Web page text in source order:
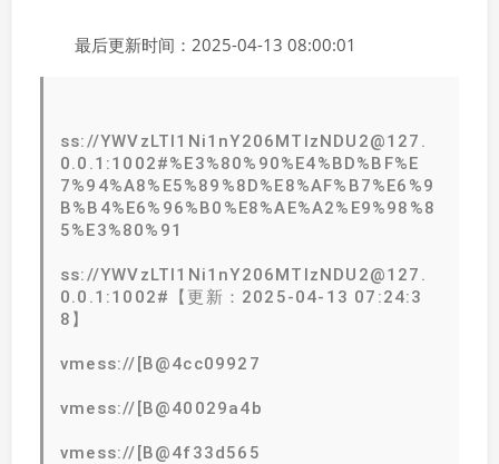
最后更新时间：2025-04-13 08:00:01
ss://YWVzLTI1Ni1nY206MTIzNDU2@127.
0.0.1:1002#%E3%80%90%E4%BD%BF%E
7%94%A8%E5%89%8D%E8%AF%B7%E6%9
B%B4%E6%96%B0%E8%AE%A2%E9%98%8
5%E3%80%91
ss://YWVzLTI1Ni1nY206MTIzNDU2@127.
0.0.1:1002#【更新：2025-04-13 07:24:3
8】
vmess://[B@4cc09927
vmess://[B@40029a4b
vmess://[B@4f33d565